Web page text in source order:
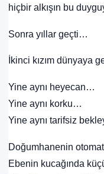
hiçbir alkışın bu
Sonra yıllar geçti…
İkinci kızım dünyaya
Yine aynı heyecan…
Yine aynı korku…
Yine aynı tarifsiz
Doğumhanenin
Ebenin kucağında